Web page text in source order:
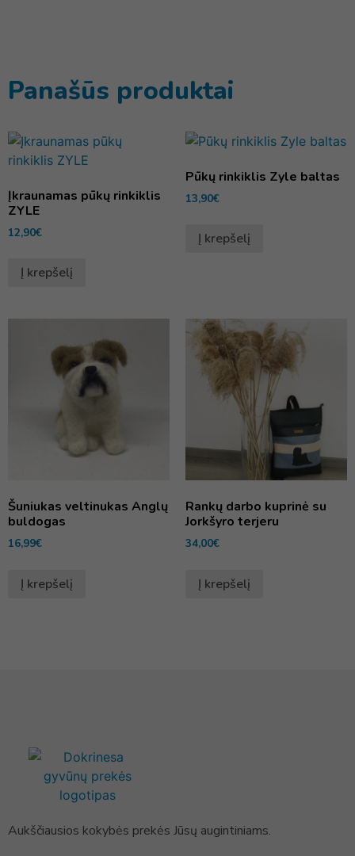
Panašūs produktai
Įkraunamas pūkų rinkiklis
ZYLE
12,90€
Į krepšelį
Pūkų rinkiklis Zyle baltas
13,90€
Į krepšelį
Šuniukas veltinukas Anglų
buldogas
16,99€
Į krepšelį
Rankų darbo kuprinė su
Jorkšyro terjeru
34,00€
Į krepšelį
Aukščiausios kokybės prekės Jūsų augintiniams.